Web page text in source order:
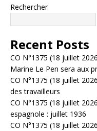
Rechercher
Recent Posts
CO N°1375 (18 juillet
Marine Le Pen sera aux
CO N°1375 (18 juillet
des travailleurs
CO N°1375 (18 juillet
espagnole : juillet 1936
CO N°1375 (18 juillet